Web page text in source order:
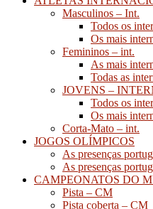
Masculinos – Int.
Todos os
Os mais
Femininos – int.
As mais
Todas as
JOVENS –
Todos os
Os mais
Corta-Mato – int.
JOGOS OLÍMPICOS
As presenças
As presenças
CAMPEONATOS DO
Pista – CM
Pista coberta – CM